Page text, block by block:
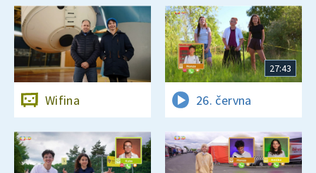
Wifina
27:43
26. června